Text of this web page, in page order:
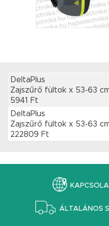
DeltaPlus
Zajszűrő fültok x 53-63
5941 Ft
DeltaPlus
Zajszűrő fültok x 53-63
222809 Ft
ÁLTALÁNOS